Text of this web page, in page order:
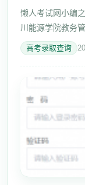
懒人考试网小编
川能源学院教务
最新动态银川能
口:http://
高考录取查询